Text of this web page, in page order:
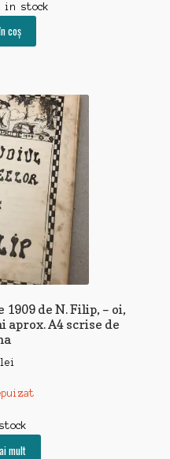
in stock
coș
de N. Filip, – oi,
aprox. A4 scrise de
lei
mult